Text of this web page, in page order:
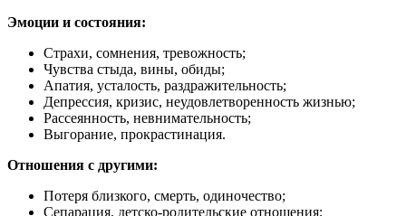
Эмоции и состояния:
Страхи, сомнения, тревожность;
Чувства стыда, вины, обиды;
Апатия, усталость, раздражительность;
Депрессия, кризис, неудовлетворенность жизнью;
Рассеянность, невнимательность;
Выгорание, прокрастинация.
Отношения с другими:
Потеря близкого, смерть, одиночество;
Сепарация, детско-родительские отношения;